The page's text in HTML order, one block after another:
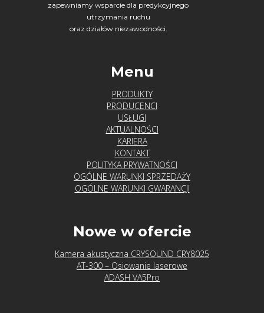
zapewniamy wsparcie dla predykcyjnego
utrzymania ruchu
oraz działów niezawodności.
Menu
PRODUKTY
PRODUCENCI
USŁUGI
AKTUALNOŚCI
KARIERA
KONTAKT
POLITYKA PRYWATNOŚCI
OGÓLNE WARUNKI SPRZEDAŻY
OGÓLNE WARUNKI GWARANCJI
Nowe w ofercie
Kamera akustyczna CRYSOUND CRY8025
AT-300 – Osiowanie laserowe
ADASH VA5Pro